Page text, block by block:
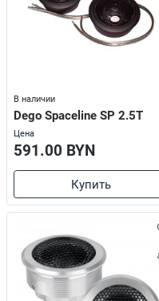
В наличии
Dego Spaceline SP 2.5T
Цена
591.00 BYN
Купить